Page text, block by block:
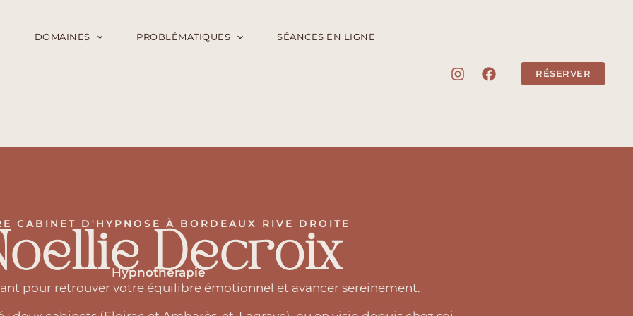
DOMAINES PROBLÉMATIQUES SÉANCES EN LIGNE
RÉSERVER
CABINET D'HYPNOSE À BORDEAUX RIVE DROITE
Decroix
Hypnothérapie
pour retrouver votre équilibre émotionnel et avancer sereinement.